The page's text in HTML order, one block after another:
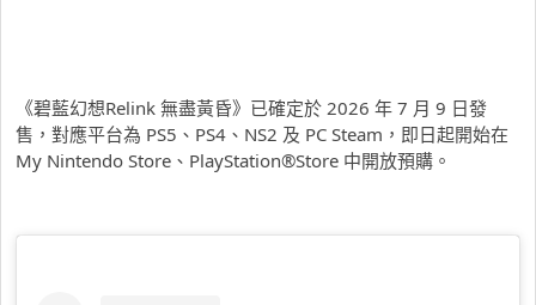
《碧藍幻想Relink 無盡黃昏》已確定於 2026 年 7 月 9 日發
售，對應平台為 PS5、PS4、NS2 及 PC Steam，即日起開始在
My Nintendo Store、PlayStation®Store 中開放預購。